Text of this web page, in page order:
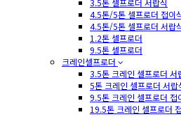
3.5톤 셀프로더 서랍식
4.5톤/5톤 셀프로더 접이
4.5톤/5톤 셀프로더 서랍
1.2톤 셀프로더
9.5톤 셀프로더
크레인셀프로더
3.5톤 크레인 셀프로더 서
5톤 크레인 셀프로더 서랍
9.5톤 크레인 셀프로더 접
19.5톤 크레인 셀프로더